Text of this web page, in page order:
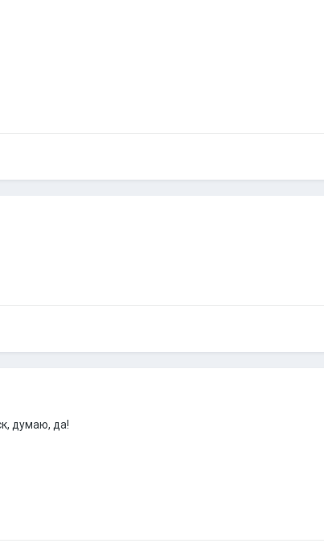
думаю, да!